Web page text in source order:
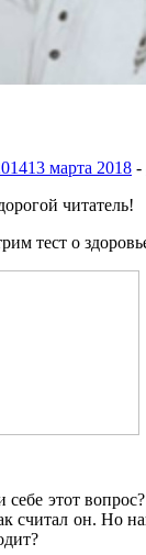
13 марта 2018 -
читатель!
тест о
себе этот
считал он. Но